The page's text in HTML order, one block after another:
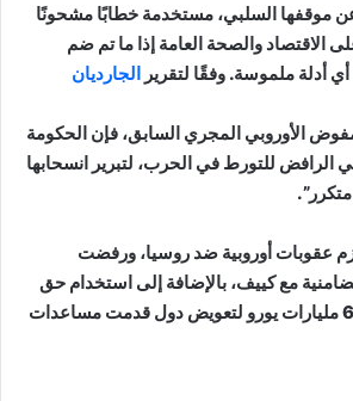
موقفها السلبي، مستخدمة خطابًا مشحونًا
والصحة العامة إذا ما تم ضم
أدلة ملموسة. وفقًا لتقرير الجارديان
الأوروبي المجري السابق، فإن الحكومة
الرافض للتورط في الحرب، لتبرير انسحابها
عقوبات أوروبية ضد روسيا، ورفضت
مع كييف، بالإضافة إلى استخدام حق
النقض ضد الإفراج عن 6 مليارات يورو لتعويض دول قدمت مساعدات